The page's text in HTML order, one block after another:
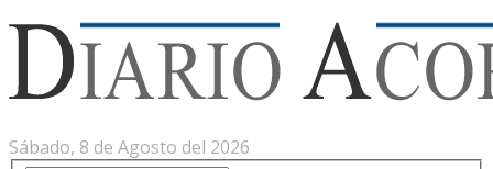
Sábado, 8 de Agosto del 2026